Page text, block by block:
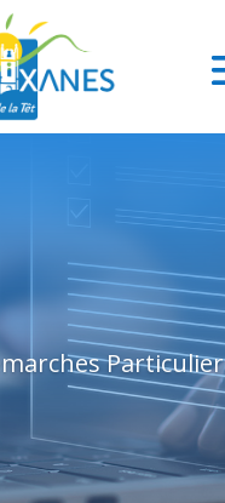
Particulier